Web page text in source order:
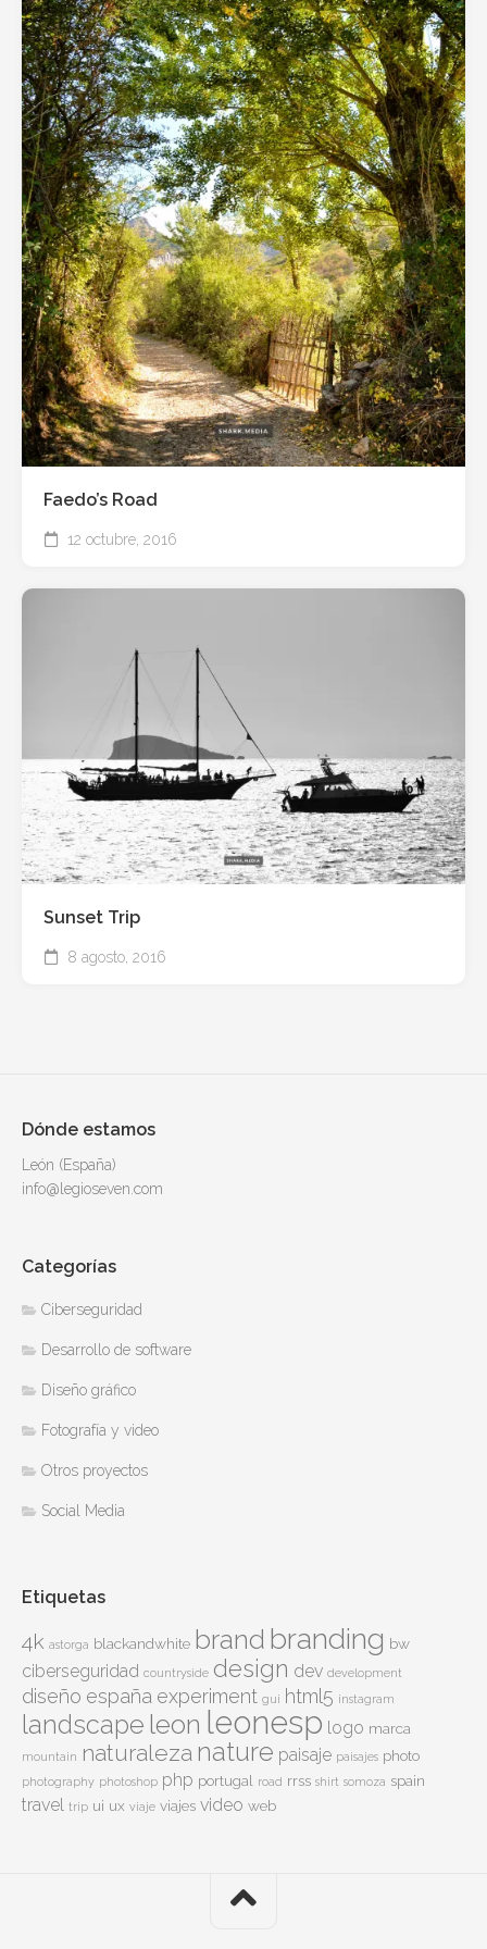
Faedo’s Road
12 octubre, 2016
Sunset Trip
8 agosto, 2016
Dónde estamos
León (España)
info@legioseven.com
Categorías
Ciberseguridad
Desarrollo de software
Diseño gráfico
Fotografía y video
Otros proyectos
Social Media
Etiquetas
4k astorga blackandwhite brand branding bw
ciberseguridad countryside design dev development
diseño españa experiment gui html5 instagram
landscape leon leonesp logo marca
mountain naturaleza nature paisaje paisajes photo
photography photoshop php portugal road rrss shirt somoza spain
travel trip ui ux viaje viajes video web